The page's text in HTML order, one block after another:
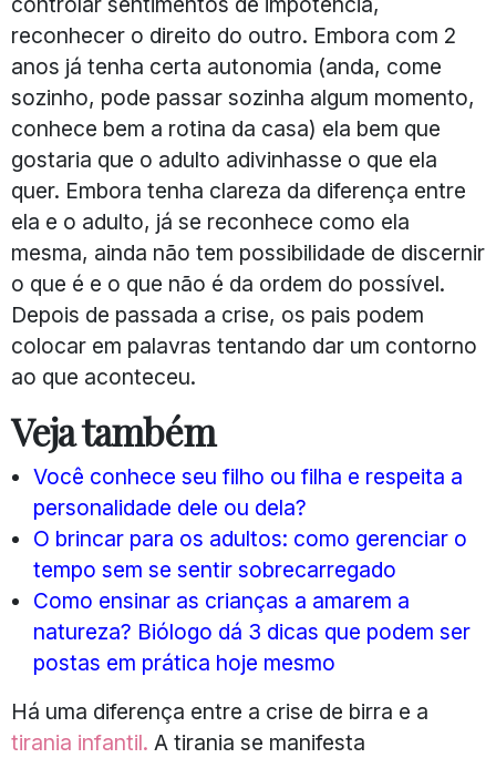
reconhecer o direito do outro. Embora com 2
anos já tenha certa autonomia (anda, come
sozinho, pode passar sozinha algum momento,
conhece bem a rotina da casa) ela bem que
gostaria que o adulto adivinhasse o que ela
quer. Embora tenha clareza da diferença entre
ela e o adulto, já se reconhece como ela
mesma, ainda não tem possibilidade de discernir
o que é e o que não é da ordem do possível.
Depois de passada a crise, os pais podem
colocar em palavras tentando dar um contorno
ao que aconteceu.
Veja também
Você conhece seu filho ou filha e respeita a
personalidade dele ou dela?
O brincar para os adultos: como gerenciar o
tempo sem se sentir sobrecarregado
Como ensinar as crianças a amarem a
natureza? Biólogo dá 3 dicas que podem ser
postas em prática hoje mesmo
Há uma diferença entre a crise de birra e a
tirania infantil. A tirania se manifesta